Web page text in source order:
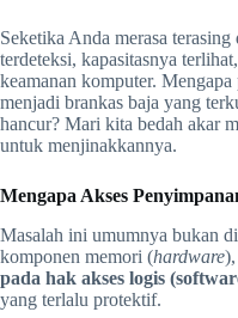
Seketika Anda merasa
terdeteksi, kapasitasnya
keamanan komputer.
menjadi brankas baja yang
hancur? Mari kita bedah akar
untuk menjinakkannya.
Mengapa Akses
Masalah ini umumnya bukan
komponen memori (hardware
pada hak akses logis
yang terlalu protektif.